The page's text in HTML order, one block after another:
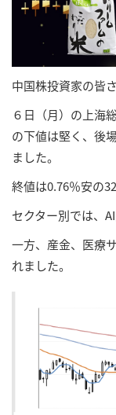
中国株投資家の皆
６日（月）の上海
の下値は堅く、後
ました。
終値は0.76％安の
セクター別では、
一方、産金、医療
れました。